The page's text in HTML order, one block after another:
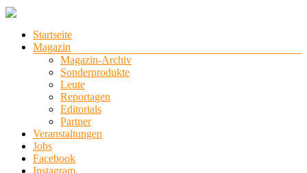
Zum
springen
stadtlichter
Lüneburg,
Winsen
Menü
Startseite
Magazin
Magazin-Archiv
Sonderprodukte
Leute
Reportagen
Editorials
Partner
Veranstaltungen
Jobs
Facebook